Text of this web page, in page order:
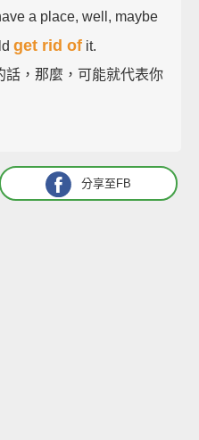
a place, well, maybe
get rid of it.
話，那麼，可能就代表你
分享至FB